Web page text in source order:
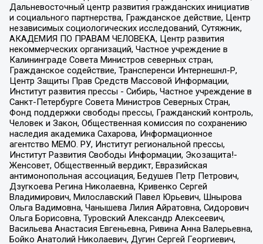
Дальневосточный центр развития гражданских инициатив
и социального партнерства, Гражданское действие, Центр
независимых социологических исследований, Сутяжник,
АКАДЕМИЯ ПО ПРАВАМ ЧЕЛОВЕКА, Центр развития
некоммерческих организаций, Частное учреждение в
Калининграде Совета Министров северных стран,
Гражданское содействие, Трансперенси Интернешнл-Р,
Центр Защиты Прав Средств Массовой Информации,
Институт развития прессы - Сибирь, Частное учреждение в
Санкт-Петербурге Совета Министров Северных Стран,
Фонд поддержки свободы прессы, Гражданский контроль,
Человек и Закон, Общественная комиссия по сохранению
наследия академика Сахарова, Информационное
агентство МЕМО. РУ, Институт региональной прессы,
Институт Развития Свободы Информации, Экозащита!-
Женсовет, Общественный вердикт, Евразийская
антимонопольная ассоциация, Бедушев Петр Петрович,
Дзугкоева Регина Николаевна, Кривенко Сергей
Владимирович, Милославский Павел Юрьевич, Шнырова
Ольга Вадимовна, Чанышева Лилия Айратовна, Сидорович
Ольга Борисовна, Туровский Александр Алексеевич,
Васильева Анастасия Евгеньевна, Ривина Анна Валерьевна,
Бойко Анатолий Николаевич, Дугин Сергей Георгиевич,